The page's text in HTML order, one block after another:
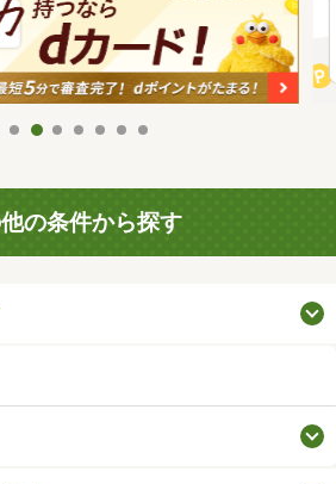
の条件から探す